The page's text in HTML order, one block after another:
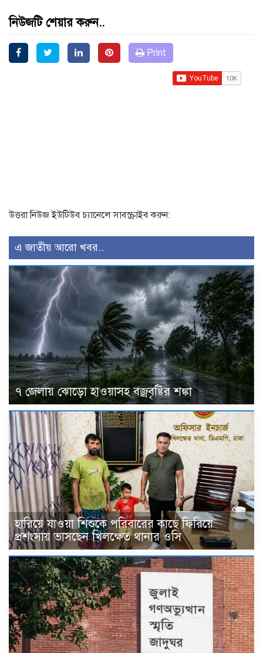
নিউজটি শেয়ার করুন..
Print
উত্তরা নিউজ ইউটিউব চ্যানেলে সাবস্ক্রাইব করুন:
এ জাতীয় আরো খবর..
৭ জেলায় ঝোড়ো হাওয়াসহ বজ্রবৃষ্টির শঙ্কা
হারিয়ে যাওয়া শিশুকে পরিবারের কাছে ফিরিয়ে
প্রশংসায় ভাসছেন খিলক্ষেত থানার ওসি